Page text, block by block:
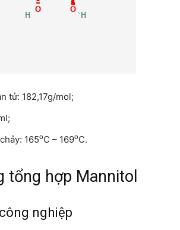
tử: 182,17g/mol;
165oC – 169oC.
tổng hợp Mannitol
nghiệp